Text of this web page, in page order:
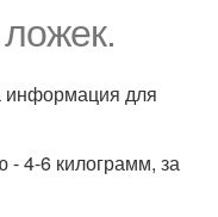
информация для
4-6 килограмм, за